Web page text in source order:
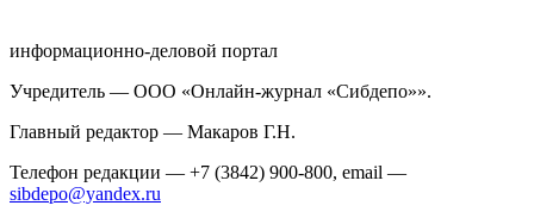
информационно-деловой портал
Учредитель — ООО «Онлайн-журнал «Сибдепо»».
Главный редактор — Макаров Г.Н.
Телефон редакции — +7 (3842) 900-800, email —
sibdepo@yandex.ru